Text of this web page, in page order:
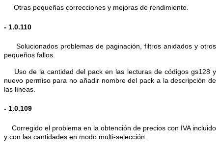
Otras pequeñas correcciones y mejoras de rendimiento.
- 1.0.110
Solucionados problemas de paginación, filtros anidados y otros
pequeños fallos.
Uso de la cantidad del pack en las lecturas de códigos gs128 y
nuevo permiso para no añadir nombre del pack a la descripción de
las líneas.
- 1.0.109
Corregido el problema en la obtención de precios con IVA incluido
y con las cantidades en modo multi-selección.